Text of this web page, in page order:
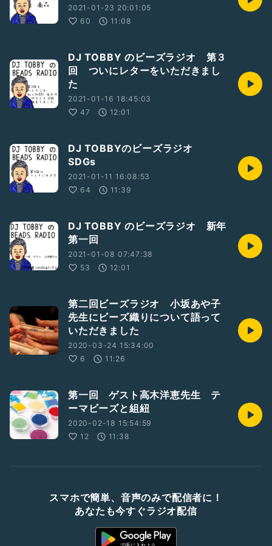
2021-01-23 20:01:05
60
11:08
DJ TOBBY のビーズラジオ 第３
回 ついにレターをいただきまし
た
2021-01-16 18:45:03
47
12:01
DJ TOBBYのビーズラジオ
SDGs
2021-01-11 16:08:53
64
11:39
DJ TOBBY のビーズラジオ 新年
第一回
2021-01-08 07:47:38
53
12:01
第二回ビーズラジオ 小坂あや子
先生にビーズ織りについて語って
いただきました
2020-03-24 15:34:00
6
11:26
第一回 ゲスト高木洋恵先生 テ
ーマビーズと組紐
2020-02-18 15:54:59
12
11:38
スマホで簡単、音声のみで配信者に！
あなたも今すぐラジオ配信